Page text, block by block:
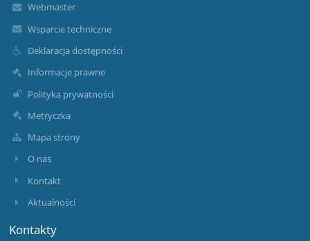
Webmaster
Wsparcie techniczne
Deklaracja dostępności
Informacje prawne
Polityka prywatności
Metryczka
Mapa strony
O nas
Kontakt
Aktualności
Kontakty